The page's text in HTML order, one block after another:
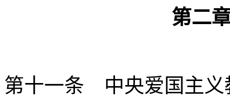
第二
第十一条 中央爱国主义